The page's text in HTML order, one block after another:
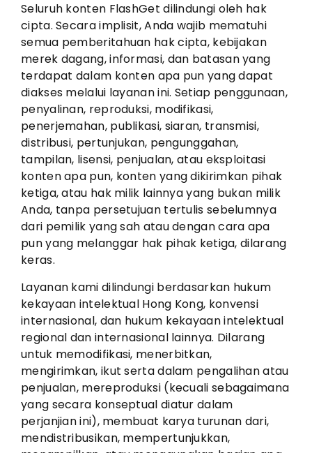
Seluruh konten FlashGet dilindungi oleh hak
cipta. Secara implisit, Anda wajib mematuhi
semua pemberitahuan hak cipta, kebijakan
merek dagang, informasi, dan batasan yang
terdapat dalam konten apa pun yang dapat
diakses melalui layanan ini. Setiap penggunaan,
penyalinan, reproduksi, modifikasi,
penerjemahan, publikasi, siaran, transmisi,
distribusi, pertunjukan, pengunggahan,
tampilan, lisensi, penjualan, atau eksploitasi
konten apa pun, konten yang dikirimkan pihak
ketiga, atau hak milik lainnya yang bukan milik
Anda, tanpa persetujuan tertulis sebelumnya
dari pemilik yang sah atau dengan cara apa
pun yang melanggar hak pihak ketiga, dilarang
keras.
Layanan kami dilindungi berdasarkan hukum
kekayaan intelektual Hong Kong, konvensi
internasional, dan hukum kekayaan intelektual
regional dan internasional lainnya. Dilarang
untuk memodifikasi, menerbitkan,
mengirimkan, ikut serta dalam pengalihan atau
penjualan, mereproduksi (kecuali sebagaimana
yang secara konseptual diatur dalam
perjanjian ini), membuat karya turunan dari,
mendistribusikan, mempertunjukkan,